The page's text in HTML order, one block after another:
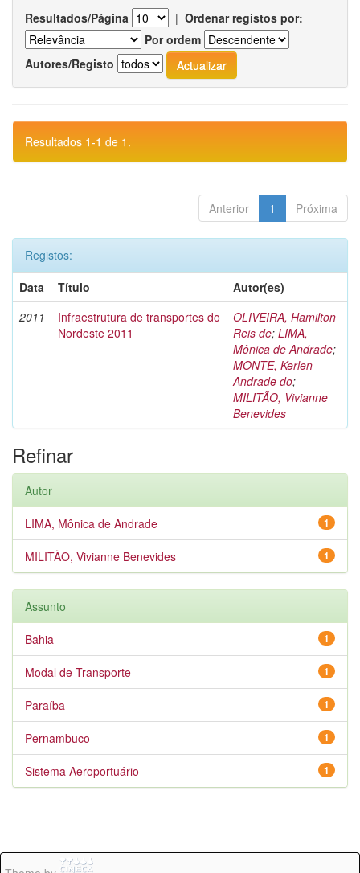
Resultados/Página | Ordenar registos por:
Por ordem
Autores/Registo
Resultados 1-1 de 1.
Anterior 1 Próxima
Registos:
Data
Título
Autor(es)
2011
Infraestrutura de transportes do
Nordeste 2011
OLIVEIRA, Hamilton
Reis de; LIMA,
Mônica de Andrade;
MONTE, Kerlen
Andrade do;
MILITÃO, Vivianne
Benevides
Refinar
Autor
1
LIMA, Mônica de Andrade
1
MILITÃO, Vivianne Benevides
Assunto
1
Bahia
1
Modal de Transporte
1
Paraíba
1
Pernambuco
1
Sistema Aeroportuário